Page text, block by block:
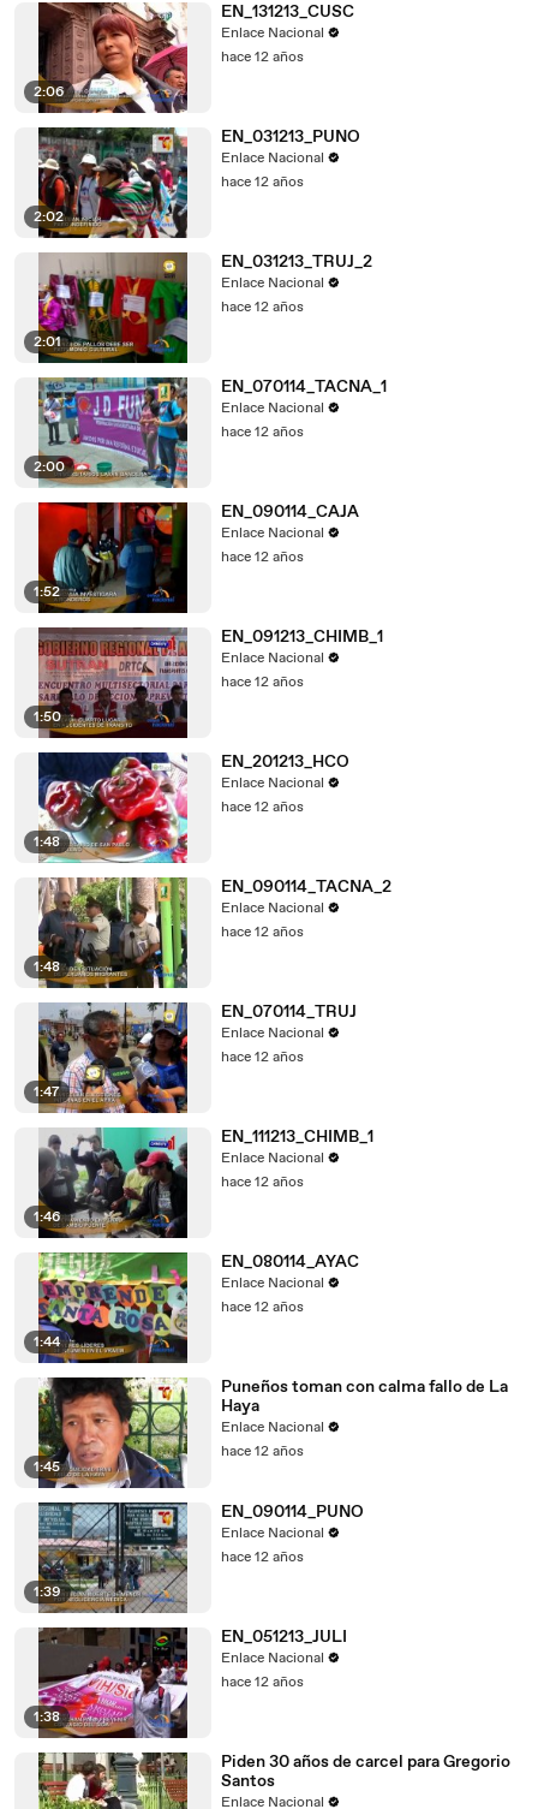
2:06
EN_131213_CUSC
Enlace Nacional
hace 12 años
2:02
EN_031213_PUNO
Enlace Nacional
hace 12 años
2:01
EN_031213_TRUJ_2
Enlace Nacional
hace 12 años
2:00
EN_070114_TACNA_1
Enlace Nacional
hace 12 años
1:52
EN_090114_CAJA
Enlace Nacional
hace 12 años
1:50
EN_091213_CHIMB_1
Enlace Nacional
hace 12 años
1:48
EN_201213_HCO
Enlace Nacional
hace 12 años
1:48
EN_090114_TACNA_2
Enlace Nacional
hace 12 años
1:47
EN_070114_TRUJ
Enlace Nacional
hace 12 años
1:46
EN_111213_CHIMB_1
Enlace Nacional
hace 12 años
1:44
EN_080114_AYAC
Enlace Nacional
hace 12 años
1:45
Puneños toman con calma fallo de La
Haya
Enlace Nacional
hace 12 años
1:39
EN_090114_PUNO
Enlace Nacional
hace 12 años
1:38
EN_051213_JULI
Enlace Nacional
hace 12 años
Piden 30 años de carcel para Gregorio
Santos
Enlace Nacional